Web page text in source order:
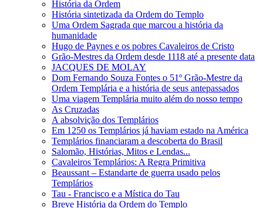
História da Ordem
História sintetizada da Ordem do Templo
Uma Ordem Sagrada que marcou a história da
humanidade
Hugo de Paynes e os pobres Cavaleiros de Cristo
Grão-Mestres da Ordem desde 1118 até a presente data
JACQUES DE MOLAY
Dom Fernando Souza Fontes o 51º Grão-Mestre da
Ordem Templária e a história de seus antepassados
Uma viagem Templária muito além do nosso tempo
As Cruzadas
A absolvição dos Templários
Em 1250 os Templários já haviam estado na América
Templários financiaram a descoberta do Brasil
Salomão, Histórias, Mitos e Lendas...
Cavaleiros Templários: A Regra Primitiva
Beaussant – Estandarte de guerra usado pelos
Templários
Tau - Francisco e a Mística do Tau
Breve História da Ordem do Templo